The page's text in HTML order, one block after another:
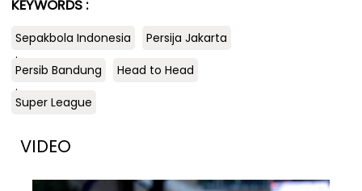
KEYWORDS :
Sepakbola Indonesia
Persija Jakarta
.
Persib Bandung
Head to Head
.
Super League
VIDEO